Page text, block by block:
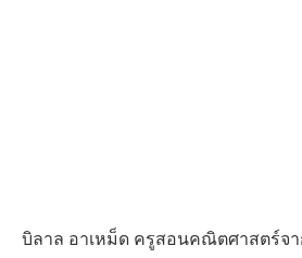
บิลาล อาเหม็ด ครูสอนคณิตศาสตร์จา